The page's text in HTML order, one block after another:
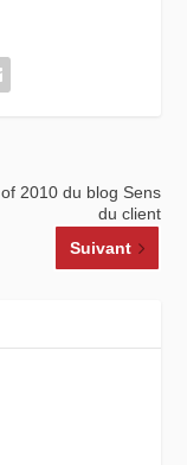
2010 du blog Sens
du client
Suivant